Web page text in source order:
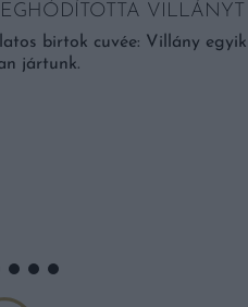
VILLÁNYT
birtok cuvée: Villány egyik
jártunk.